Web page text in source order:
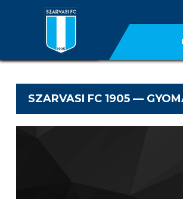
SZARVASI FC 1905 —